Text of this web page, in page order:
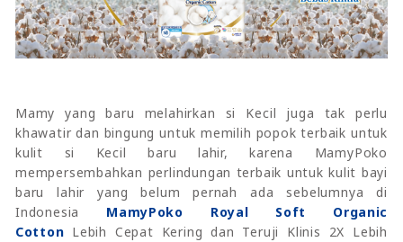
Mamy yang baru melahirkan si Kecil juga tak perlu
khawatir dan bingung untuk memilih popok terbaik untuk
kulit si Kecil baru lahir, karena MamyPoko
mempersembahkan perlindungan terbaik untuk kulit bayi
baru lahir yang belum pernah ada sebelumnya di
Indonesia MamyPoko Royal Soft Organic
Cotton Lebih Cepat Kering dan Teruji Klinis 2X Lebih